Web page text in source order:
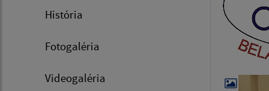
História
Fotogaléria
Videogaléria